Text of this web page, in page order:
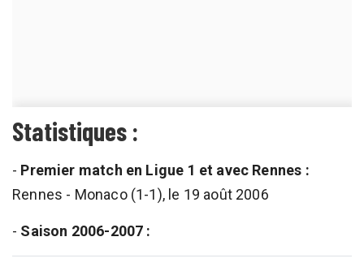
Statistiques :
- Premier match en Ligue 1 et avec Rennes :
Rennes - Monaco (1-1), le 19 août 2006
- Saison 2006-2007 :